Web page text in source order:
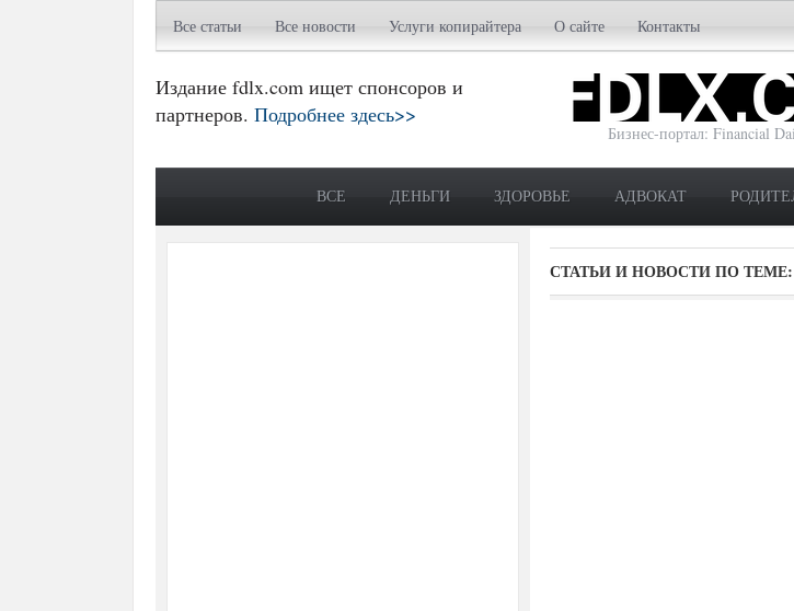
Все статьи Все новости Услуги копирайтера О сайте Контакты
Издание fdlx.com ищет спонсоров и
партнеров. Подробнее здесь>>
Бизнес-портал: Financial
ВСЕ ДЕНЬГИ ЗДОРОВЬЕ АДВОКАТ
СТАТЬИ И НОВОСТИ ПО ТЕМЕ: